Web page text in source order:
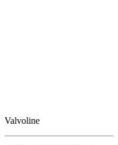
Valvoline